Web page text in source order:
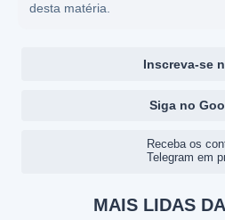
desta matéria.
Inscreva-se
Siga no
Receba os
Telegram em
MAIS LIDAS